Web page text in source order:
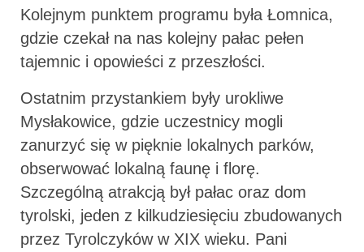
Kolejnym punktem programu była Łomnica,
gdzie czekał na nas kolejny pałac pełen
tajemnic i opowieści z przeszłości.
Ostatnim przystankiem były urokliwe
Mysłakowice, gdzie uczestnicy mogli
zanurzyć się w pięknie lokalnych parków,
obserwować lokalną faunę i florę.
Szczególną atrakcją był pałac oraz dom
tyrolski, jeden z kilkudziesięciu zbudowanych
przez Tyrolczyków w XIX wieku. Pani